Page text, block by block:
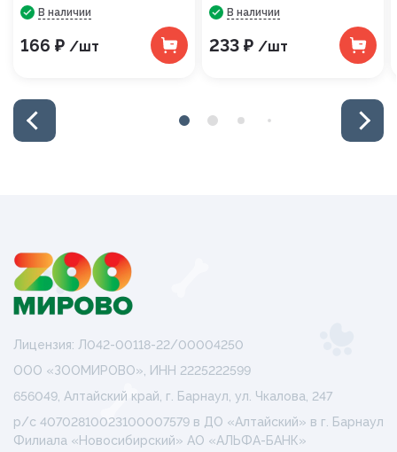
В наличии
166 ₽ /шт
В наличии
233 ₽ /шт
Лицензия: Л042-00118-22/00004250
ООО «ЗООМИРОВО», ИНН 2225222599
656049, Алтайский край, г. Барнаул, ул. Чкалова, 247
р/с 40702810023100007579 в ДО «Алтайский» в г. Барнаул
Филиала «Новосибирский» АО «АЛЬФА-БАНК»